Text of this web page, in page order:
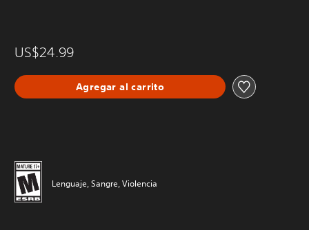
US$24.99
Agregar al carrito
Lenguaje, Sangre, Violencia